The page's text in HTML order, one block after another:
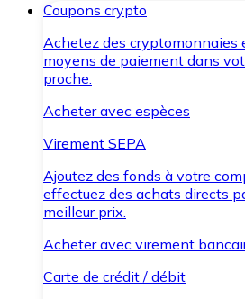
Coupons crypto
Achetez des cryptomonnaies
moyens de paiement dans
proche.
Acheter avec espèces
Virement SEPA
Ajoutez des fonds à votre
effectuez des achats directs
meilleur prix.
Acheter avec virement
Carte de crédit / débit